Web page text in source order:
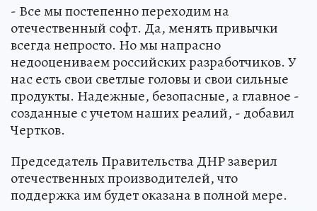
- Все мы постепенно переходим на
отечественный софт. Да, менять привычки
всегда непросто. Но мы напрасно
недооцениваем российских разработчиков. У
нас есть свои светлые головы и свои сильные
продукты. Надежные, безопасные, а главное -
созданные с учетом наших реалий, - добавил
Чертков.
Председатель Правительства ДНР заверил
отечественных производителей, что
поддержка им будет оказана в полной мере.